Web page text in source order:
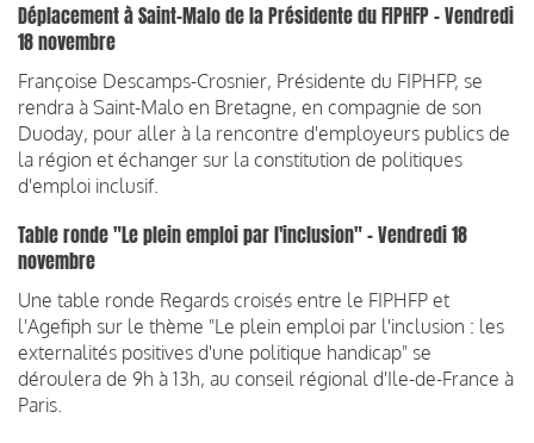
Déplacement à Saint-Malo de la Présidente du FIPHFP - Vendredi
18 novembre
Françoise Descamps-Crosnier, Présidente du FIPHFP, se
rendra à Saint-Malo en Bretagne, en compagnie de son
Duoday, pour aller à la rencontre d'employeurs publics de
la région et échanger sur la constitution de politiques
d'emploi inclusif.
Table ronde "Le plein emploi par l'inclusion" - Vendredi 18
novembre
Une table ronde Regards croisés entre le FIPHFP et
l'Agefiph sur le thème "Le plein emploi par l'inclusion : les
externalités positives d'une politique handicap" se
déroulera de 9h à 13h, au conseil régional d'Ile-de-France à
Paris.